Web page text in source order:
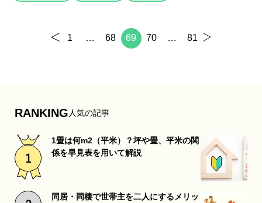
1 … 68 69 70 … 81
RANKING 人気の記事
1畳は何m2（平米）？坪や畳、平米の関
係を早見表を用いて解説
同居・同棲で世帯主を二人にするメリッ